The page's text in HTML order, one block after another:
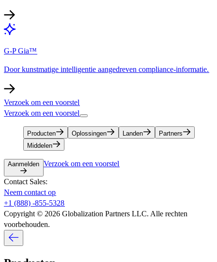
G-P Gia™​​
Door kunstmatige intelligentie aangedreven compliance-informatie.​​
Verzoek om een voorstel​​
Verzoek om een voorstel​​
Producten​​ Oplossingen​​ Landen​​
Partners​​
Middelen​​
Aanmelden​​ Verzoek om een voorstel​​
Contact Sales:​​
Neem contact op​​
+1 (888) -855-5328​​
Copyright © 2026 Globalization Partners LLC. Alle rechten
voorbehouden.​​